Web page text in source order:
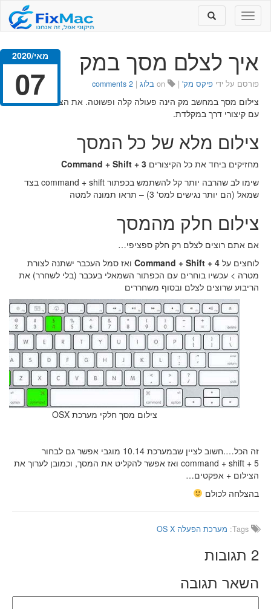
Toggle
navigation
Toggle
search
מאי/2020
07
איך לצלם מסך במק
פורסם על ידי פיקס מק' | בלוג |
2 comments
צילום מסך במחשב מק הינה פעולה קלה ופשוטה. את הצילום מבצעים
עם קיצורי דרך במקלדת.
צילום מלא של כל המסך
מחזיקים ביחד את כל הקיצורים Command + Shift + 3
שימו לב שהרבה יותר קל להשתמש בכפתור command + shift בצד
שמאל (הם יותר נגישים למס' 3) – תראו תמונה למטה
צילום חלק מהמסך
אם אתם רוצים לצלם רק חלק ספציפי…
לוחצים על Command + Shift + 4 ואז סמל העכבר ישתנה לצורת
מטרה > עכשיו בוחרים עם הכפתור השמאלי בעכבר (בלי לשחרר) את
הריבוע שרוצים לצלם ובסוף משחררים
צילום מסך חלקי מערכת OSX
זה הכל….חשוב לציין שבמערכת 10.14 מוגבי אפשר גם לבחור
command + shift + 5 ואז אפשר להקליט את המסך, וכמובן לערוך את
הצילום + אפקטים…
בהצלחה לכולם
מערכת הפעלה OS X
2 תגובות
השאר תגובה